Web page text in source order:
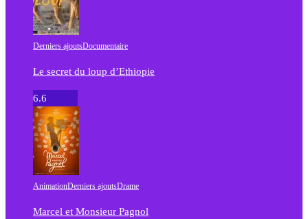
Derniers ajoutsDocumentaire
Le secret du loup d’Ethiopie
6.6
AnimationDerniers ajoutsDrame
Marcel et Monsieur Pagnol